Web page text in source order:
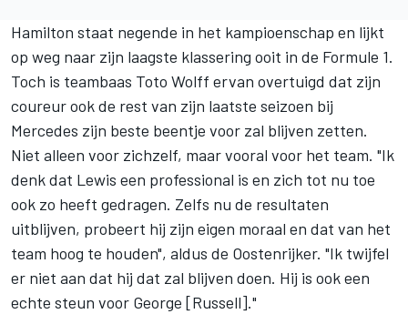
Hamilton staat negende in het kampioenschap en lijkt
op weg naar zijn laagste klassering ooit in de Formule 1.
Toch is teambaas Toto Wolff ervan overtuigd dat zijn
coureur ook de rest van zijn laatste seizoen bij
Mercedes zijn beste beentje voor zal blijven zetten.
Niet alleen voor zichzelf, maar vooral voor het team. "Ik
denk dat Lewis een professional is en zich tot nu toe
ook zo heeft gedragen. Zelfs nu de resultaten
uitblijven, probeert hij zijn eigen moraal en dat van het
team hoog te houden", aldus de Oostenrijker. "Ik twijfel
er niet aan dat hij dat zal blijven doen. Hij is ook een
echte steun voor George [Russell]."